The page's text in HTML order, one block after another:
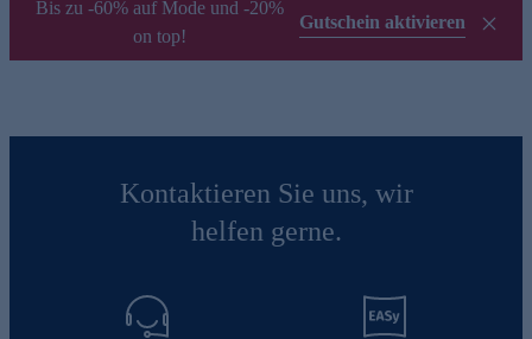
Bis zu -60% auf Mode und -20%
on top!
Gutschein aktivieren
Kontaktieren Sie uns, wir
helfen gerne.